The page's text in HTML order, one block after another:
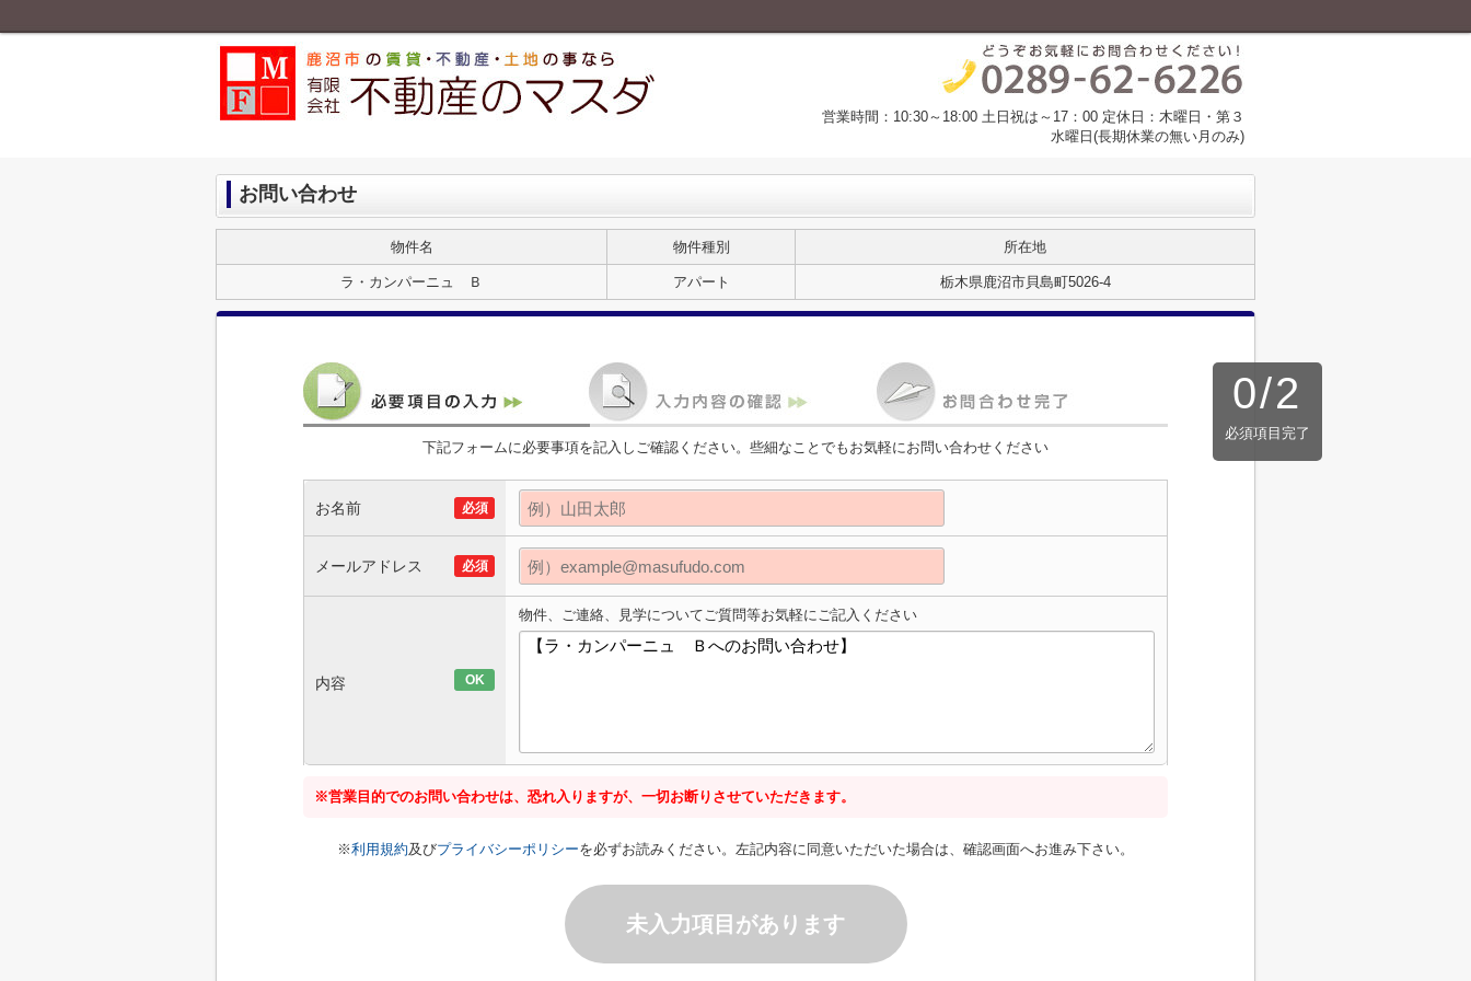
営業時間：10:30～18:00 土日祝は～17：00 定休日：木曜日・第３
水曜日(長期休業の無い月のみ)
お問い合わせ
物件名 物件種別 所在地
ラ・カンパーニュ Ｂ アパート 栃木県鹿沼市貝島町5026-4
0/2
必須項目完了
下記フォームに必要事項を記入しご確認ください。些細なことでもお気軽にお問い合わせください
お名前 必須
メールアドレス 必須
内容 OK
物件、ご連絡、見学についてご質問等お気軽にご記入ください
※営業目的でのお問い合わせは、恐れ入りますが、一切お断りさせていただきます。
※利用規約及びプライバシーポリシーを必ずお読みください。左記内容に同意いただいた場合は、確認画面へお進み下さい。
未入力項目があります